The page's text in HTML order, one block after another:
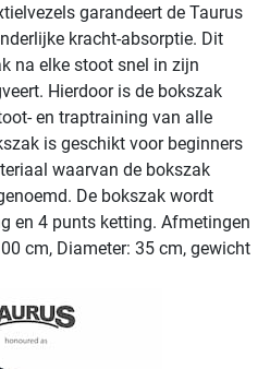
garandeert de Taurus
kracht-absorptie. Dit
na elke stoot snel in zijn
Hierdoor is de bokszak
en traptraining van alle
is geschikt voor beginners
waarvan de bokszak
De bokszak wordt
en 4 punts ketting. Afmetingen
cm, Diameter: 35 cm, gewicht